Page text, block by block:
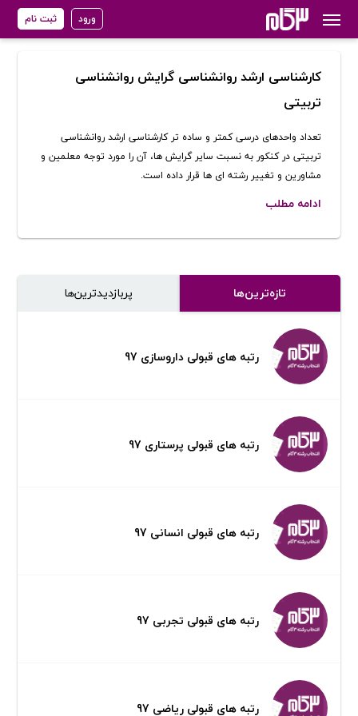
ورود ثبت نام
کارشناسی ارشد روانشناسی گرایش روانشناسی
تربیتی
تعداد واحدهای درسی کمتر و ساده تر کارشناسی ارشد روانشناسی
تربیتی در کنکور به نسبت سایر گرایش ها، آن را مورد توجه معلمین و
مشاورین و تغییر رشته ای ها قرار داده است.
ادامه مطلب
تازه‌ترین‌ها پر‌بازدیدترین‌ها
رتبه های قبولی داروسازی 97
رتبه های قبولی پرستاری 97
رتبه های قبولی انسانی 97
رتبه های قبولی تجربی 97
رتبه های قبولی ریاضی 97